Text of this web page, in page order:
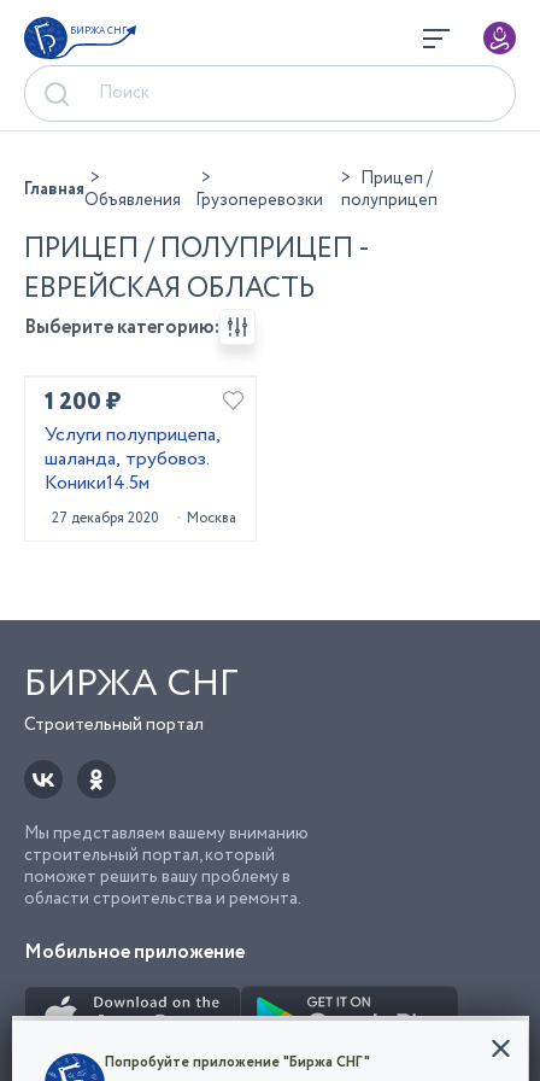
БИРЖА СНГ
ГлавнаяОбъявления Грузоперевозки
Прицеп /
полуприцеп
ПРИЦЕП / ПОЛУПРИЦЕП -
ЕВРЕЙСКАЯ ОБЛАСТЬ
Выберите категорию:
1 200 ₽
Услуги полуприцепа,
шаланда, трубовоз.
Коники14.5м
27 декабря 2020 Москва
БИРЖА СНГ
Строительный портал
Мы представляем вашему вниманию
строительный портал, который
поможет решить вашу проблему в
области строительства и ремонта.
Мобильное приложение
Конфиденциальность
Попробуйте приложение "Биржа СНГ"